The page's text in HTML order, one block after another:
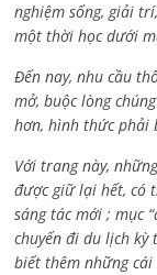
nghiệm sống, giải
một thời học dưới
Đến nay, nhu cầu
mở, buộc lòng
hơn, hình thức phải
Với trang này,
được giữ lại hết, có
sáng tác mới ; mục
chuyến đi du lịch
biết thêm những